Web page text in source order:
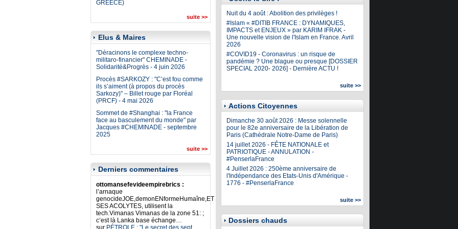
GREECE)
suite >>
Elus & Maires
"Déracinons le complexe techno-
militaro-financier" CHEMINADE -
Solidarité&Progrès - 4 juin 2026
Procès #SARKOZY : "C’est fou comme
ils s’aiment (à propos du procès
Sarkozy)" – Billet rouge par Floréal
(PRCF) - 4 mai 2026
Sommet de #Shanghai : "la France
face au basculement du monde" par
Jacques #CHEMINADE - septembre
2025
suite >>
Derniers commentaires
ottomansefevideempirebrics :
l’arnaque
genocideJOE,demonENformeHumaîne,ET
SES ACOLYTES, utilisent la
tech.Vimanas Vimanas de la zone 51: ;
c’est là Lanka base échange…
sur PÉTROLE : "Le secret des sept
Nuit du 4 août : Abolition des privilèges !
#Islam « #DITIB FRANCE : DYNAMIQUES,
IMPACTS et ENJEUX » par KARIM IFRAK -
Une nouvelle vision de l'Islam en France. Avril
2026
#COVID19 - Coronavirus : un risque de
pandémie ? Une blague ou presque [DOSSIER
SPECIAL 2020- 2026] - Dernière ACTU !
suite >>
Actions Citoyennes
Dimanche 30 août 2026 : Messe solennelle
pour le 82e anniversaire de la Libération de
Paris (Cathédrale Notre-Dame de Paris)
14 juillet 2026 - FÊTE NATIONALE et
PATRIOTIQUE - ANNULATION -
#PenserlaFrance
4 Juillet 2026 : 250ème anniversaire de
l'Indépendance des Etats-Unis d'Amérique -
1776 - #PenserlaFrance
suite >>
Dossiers chauds